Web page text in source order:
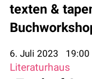
texten &
6. Juli 2023 19:00
Literaturhaus